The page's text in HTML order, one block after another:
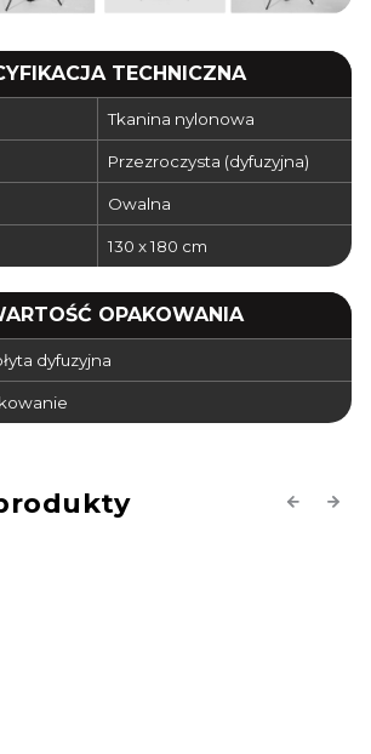
TECHNICZNA
Tkanina nylonowa
Przezroczysta (dyfuzyjna)
Owalna
130 x 180 cm
OPAKOWANIA
dyfuzyjna
Previous
Next